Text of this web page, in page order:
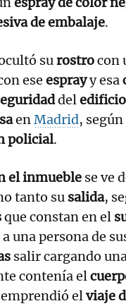
de embalaje.
surostrocon
ese esprayy esa
deledificio
enMadrid,
policial.
el inmueble se ve
tanto su salida,
que constan en el
a una persona de
salir cargando
contenía el
elviaje